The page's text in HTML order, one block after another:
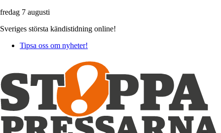
fredag 7 augusti
Sveriges största kändistidning online!
Tipsa oss om nyheter!